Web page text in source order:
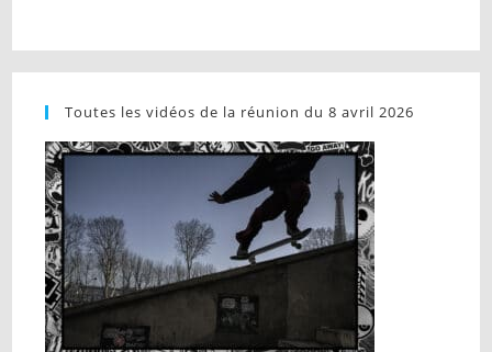
Toutes les vidéos de la réunion du 8 avril 2026